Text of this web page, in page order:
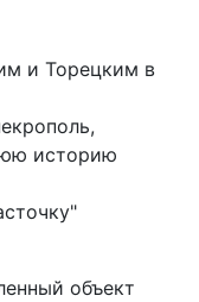
и Торецким в
историю
объект